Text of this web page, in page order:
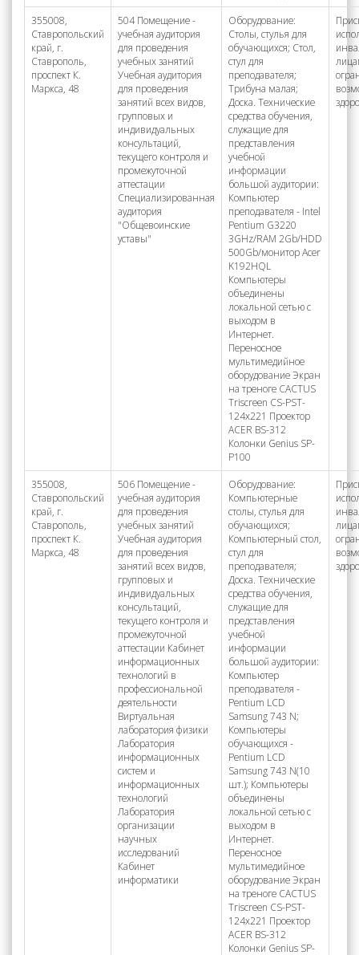
355008,
Ставропольский
край, г.
Ставрополь,
проспект К.
Маркса, 48
504 Помещение -
учебная аудитория
для проведения
учебных занятий
Учебная аудитория
для проведения
занятий всех видов,
групповых и
индивидуальных
консультаций,
текущего контроля и
промежуточной
аттестации
Специализированная
аудитория
"Общевоинские
уставы"
Оборудование:
Столы, стулья для
обучающихся; Стол,
стул для
преподавателя;
Трибуна малая;
Доска. Технические
средства обучения,
служащие для
представления
учебной
информации
большой аудитории:
Компьютер
преподавателя - Intel
Pentium G3220
3GHz/RAM 2Gb/HDD
500Gb/монитор Acer
K192HQL
Компьютеры
объединены
локальной сетью с
выходом в
Интернет.
Переносное
мультимедийное
оборудование Экран
на треноге CACTUS
Triscreen CS-PST-
124x221 Проектор
ACER BS-312
Колонки Genius SP-
P100
355008,
Ставропольский
край, г.
Ставрополь,
проспект К.
Маркса, 48
506 Помещение -
учебная аудитория
для проведения
учебных занятий
Учебная аудитория
для проведения
занятий всех видов,
групповых и
индивидуальных
консультаций,
текущего контроля и
промежуточной
аттестации Кабинет
информационных
технологий в
профессиональной
деятельности
Виртуальная
лаборатория физики
Лаборатория
информационных
систем и
информационных
технологий
Лаборатория
организации
научных
исследований
Кабинет
информатики
Оборудование:
Компьютерные
столы, стулья для
обучающихся;
Компьютерный стол,
стул для
преподавателя;
Доска. Технические
средства обучения,
служащие для
представления
учебной
информации
большой аудитории:
Компьютер
преподавателя -
Pentium LCD
Samsung 743 N;
Компьютеры
обучающихся -
Pentium LCD
Samsung 743 N(10
шт.); Компьютеры
объединены
локальной сетью с
выходом в
Интернет.
Переносное
мультимедийное
оборудование Экран
на треноге CACTUS
Triscreen CS-PST-
124x221 Проектор
ACER BS-312
Колонки Genius SP-